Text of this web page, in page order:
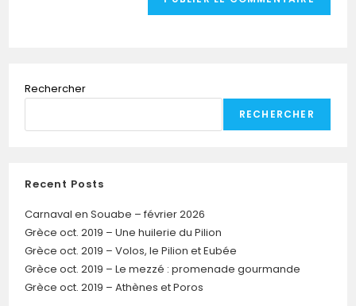
Rechercher
RECHERCHER
Recent Posts
Carnaval en Souabe – février 2026
Grèce oct. 2019 – Une huilerie du Pilion
Grèce oct. 2019 – Volos, le Pilion et Eubée
Grèce oct. 2019 – Le mezzé : promenade gourmande
Grèce oct. 2019 – Athènes et Poros